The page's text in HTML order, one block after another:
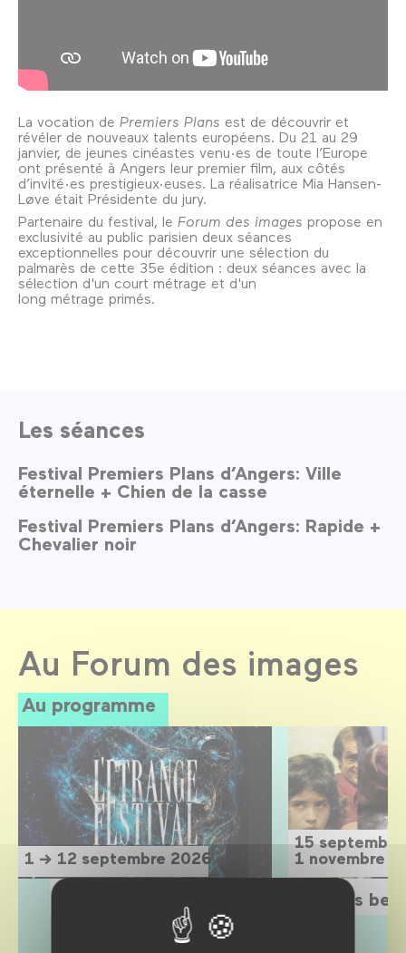
La vocation de Premiers Plans est de découvrir et
révéler de nouveaux talents européens. Du 21 au 29
janvier, de jeunes cinéastes venu·es de toute l’Europe
ont présenté à Angers leur premier film, aux côtés
d’invité·es prestigieux·euses. La réalisatrice Mia Hansen-
Løve était Présidente du jury.
Partenaire du festival, le Forum des images propose en
exclusivité au public parisien deux séances
exceptionnelles pour découvrir une sélection du
palmarès de cette 35e édition : deux séances avec la
sélection d'un court métrage et d'un
long métrage primés.
Les séances
Festival Premiers Plans d’Angers: Ville
éternelle + Chien de la casse
Festival Premiers Plans d’Angers: Rapide +
Chevalier noir
Au Forum des images
Au programme
1 → 12 septembre 2026
15
1 novembre
Sois